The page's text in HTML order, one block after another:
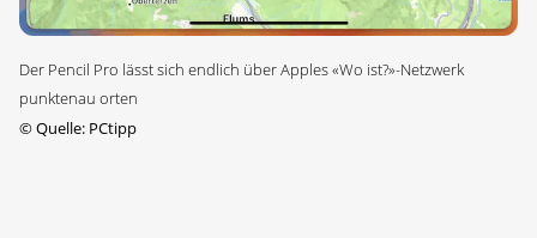
Der Pencil Pro lässt sich endlich über Apples «Wo ist?»-Netzwerk
punktenau orten
©Quelle: PCtipp